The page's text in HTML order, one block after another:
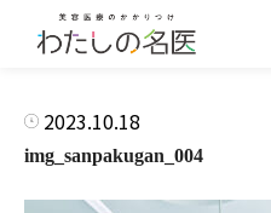
2023.10.18
img_sanpakugan_004